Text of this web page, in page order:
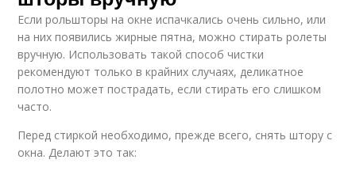
Если рольшторы на окне испачкались очень сильно, или
на них появились жирные пятна, можно стирать ролеты
вручную. Использовать такой способ чистки
рекомендуют только в крайних случаях, деликатное
полотно может пострадать, если стирать его слишком
часто.
Перед стиркой необходимо, прежде всего, снять штору с
окна. Делают это так: